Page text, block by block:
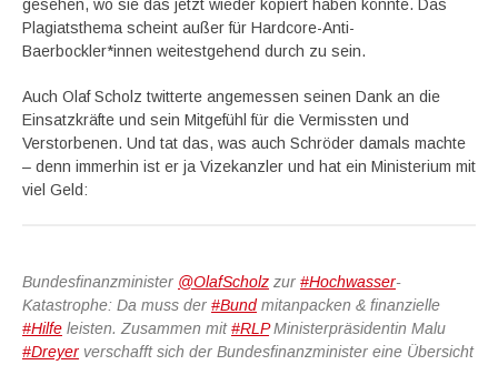
gesehen, wo sie das jetzt wieder kopiert haben könnte. Das
Plagiatsthema scheint außer für Hardcore-Anti-
Baerbockler*innen weitestgehend durch zu sein.
Auch Olaf Scholz twitterte angemessen seinen Dank an die
Einsatzkräfte und sein Mitgefühl für die Vermissten und
Verstorbenen. Und tat das, was auch Schröder damals machte
– denn immerhin ist er ja Vizekanzler und hat ein Ministerium mit
viel Geld:
Bundesfinanzminister @OlafScholz zur #Hochwasser-
Katastrophe: Da muss der #Bundmitanpacken & finanzielle
#Hilfe leisten. Zusammen mit#RLPMinisterpräsidentin Malu
#Dreyer verschafft sich der Bundesfinanzminister eine Übersicht